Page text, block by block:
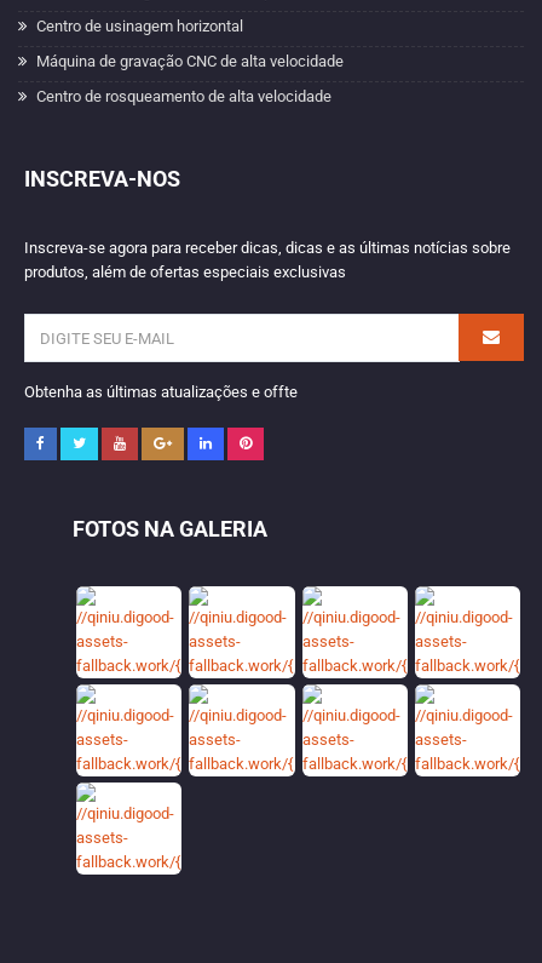
Centro de usinagem horizontal
Máquina de gravação CNC de alta velocidade
Centro de rosqueamento de alta velocidade
INSCREVA-NOS
Inscreva-se agora para receber dicas, dicas e as últimas notícias sobre
produtos, além de ofertas especiais exclusivas
Obtenha as últimas atualizações e offte
FOTOS NA GALERIA